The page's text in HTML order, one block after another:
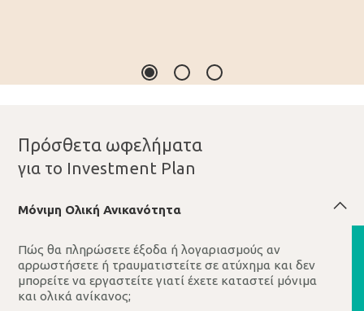
Πρόσθετα ωφελήματα
για το Investment Plan
Μόνιμη Oλική Ανικανότητα
Πώς θα πληρώσετε έξοδα ή λογαριασμούς αν
αρρωστήσετε ή τραυματιστείτε σε ατύχημα και δεν
μπορείτε να εργαστείτε γιατί έχετε καταστεί μόνιμα
και ολικά ανίκανος;